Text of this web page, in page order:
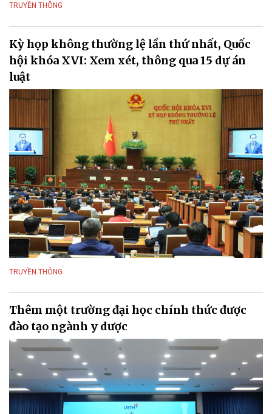
TRUYỀN THÔNG
Kỳ họp không thường lệ lần thứ nhất, Quốc
hội khóa XVI: Xem xét, thông qua 15 dự án
luật
TRUYỀN THÔNG
Thêm một trường đại học chính thức được
đào tạo ngành y dược